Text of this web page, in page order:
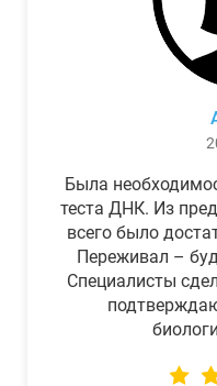
Была
теста ДНК. Из
всего было
Переживал –
Специалисты